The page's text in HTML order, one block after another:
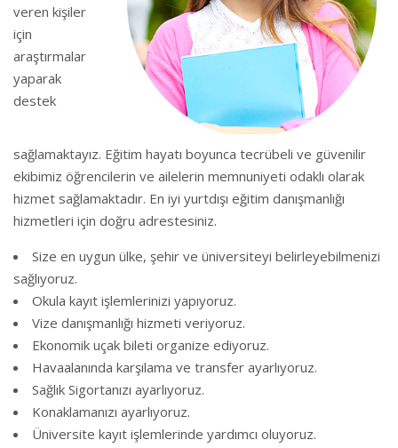
veren kişiler
için
araştırmalar
yaparak
destek
sağlamaktayız. Eğitim hayatı boyunca tecrübeli ve güvenilir
ekibimiz öğrencilerin ve ailelerin memnuniyeti odaklı olarak
hizmet sağlamaktadır. En iyi yurtdışı eğitim danışmanlığı
hizmetleri için doğru adrestesiniz.
Size en uygun ülke, şehir ve üniversiteyi belirleyebilmenizi
sağlıyoruz.
Okula kayıt işlemlerinizi yapıyoruz.
Vize danışmanlığı hizmeti veriyoruz.
Ekonomik uçak bileti organize ediyoruz.
Havaalanında karşılama ve transfer ayarlıyoruz.
Sağlık Sigortanızı ayarlıyoruz.
Konaklamanızı ayarlıyoruz.
Üniversite kayıt işlemlerinde yardımcı oluyoruz.